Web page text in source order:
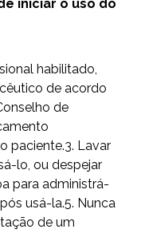
iniciar o uso do
habilitado,
de acordo
de
paciente.3. Lavar
lo, ou despejar
para administrá-
usá-la.5. Nunca
de um